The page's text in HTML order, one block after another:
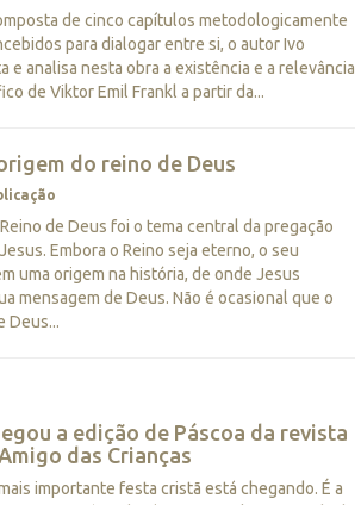
de cinco capítulos metodologicamente
para dialogar entre si, o autor Ivo
e analisa nesta obra a existência e a relevância
de Viktor Emil Frankl a partir da...
do reino de Deus
de Deus foi o tema central da pregação
Embora o Reino seja eterno, o seu
uma origem na história, de onde Jesus
mensagem de Deus. Não é ocasional que o
Deus...
a edição de Páscoa da revista
das Crianças
importante festa cristã está chegando. É a